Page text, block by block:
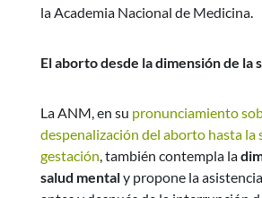
la Academia Nacional de Medicina.
El aborto desde la dimensión de la
La ANM, en su pronunciamiento
despenalización del aborto hasta la
gestación , también contempla la
salud mentaly propone la